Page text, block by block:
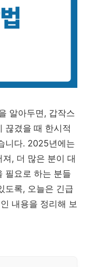
알아두면, 갑작스
끊겼을 때 한시적
니다. 2025년에는
, 더 많은 분이 대
필요로 하는 분들
도록, 오늘은 긴급
내용을 정리해 보